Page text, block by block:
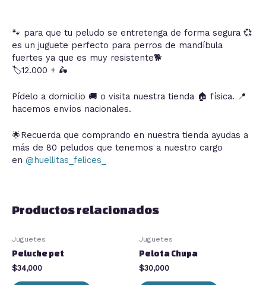
🐾 para que tu peludo se entretenga de forma segura 💞
es un juguete perfecto para perros de mandíbula
fuertes ya que es muy resistente🐕
🏷12.000 + 🛵
Pídelo a domicilio 🚚 o visita nuestra tienda 🏠 física. 📍
hacemos envíos nacionales.
🌟Recuerda que comprando en nuestra tienda ayudas a
más de 80 peludos que tenemos a nuestro cargo
en @huellitas_felices_
Productos relacionados
Juguetes
Peluche pet
$34,000
Juguetes
Pelota Chupa
$30,000